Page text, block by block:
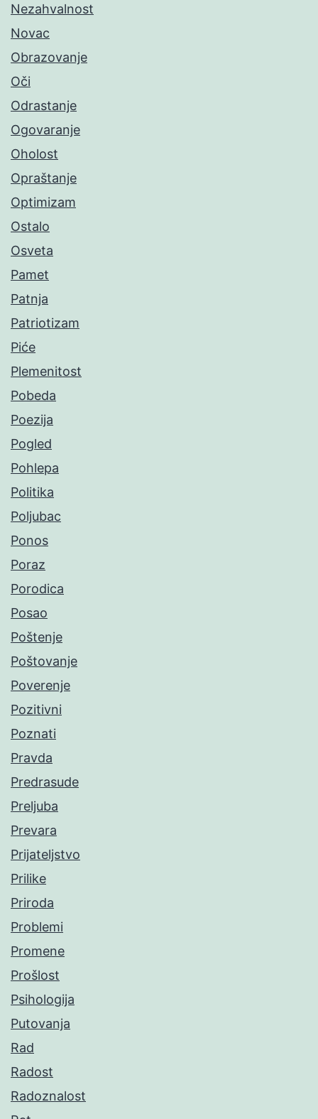
Nezahvalnost
Novac
Obrazovanje
Oči
Odrastanje
Ogovaranje
Oholost
Opraštanje
Optimizam
Ostalo
Osveta
Pamet
Patnja
Patriotizam
Piće
Plemenitost
Pobeda
Poezija
Pogled
Pohlepa
Politika
Poljubac
Ponos
Poraz
Porodica
Posao
Poštenje
Poštovanje
Poverenje
Pozitivni
Poznati
Pravda
Predrasude
Preljuba
Prevara
Prijateljstvo
Prilike
Priroda
Problemi
Promene
Prošlost
Psihologija
Putovanja
Rad
Radost
Radoznalost